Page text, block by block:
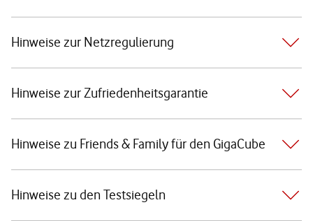
Hinweise zur Netzregulierung
Hinweise zur Zufriedenheitsgarantie
Hinweise zu Friends & Family für den GigaCube
Hinweise zu den Testsiegeln